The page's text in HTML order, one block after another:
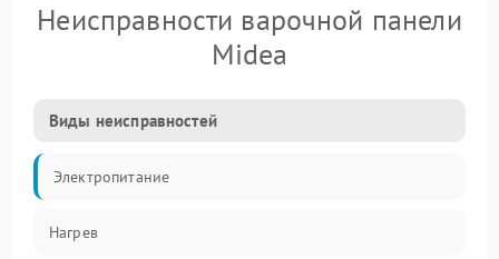
Неисправности варочной панели
Midea
Виды неисправностей
Электропитание
Нагрев